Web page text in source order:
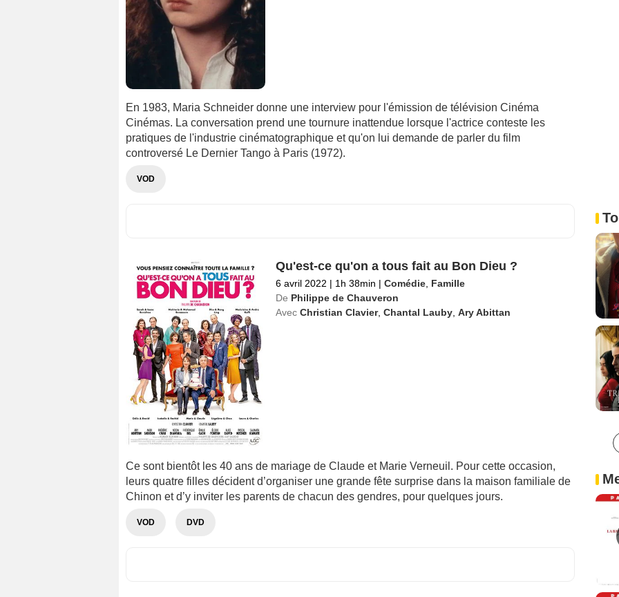
En 1983, Maria Schneider donne une interview pour l'émission de télévision Cinéma
Cinémas. La conversation prend une tournure inattendue lorsque l'actrice conteste les
pratiques de l'industrie cinématographique et qu'on lui demande de parler du film
controversé Le Dernier Tango à Paris (1972).
VOD
Qu'est-ce qu'on a tous fait au Bon Dieu ?
6 avril 2022 | 1h 38min | Comédie, Famille
De Philippe de Chauveron
Avec Christian Clavier, Chantal Lauby, Ary Abittan
Ce sont bientôt les 40 ans de mariage de Claude et Marie Verneuil. Pour cette occasion,
leurs quatre filles décident d’organiser une grande fête surprise dans la maison familiale de
Chinon et d’y inviter les parents de chacun des gendres, pour quelques jours.
VOD DVD